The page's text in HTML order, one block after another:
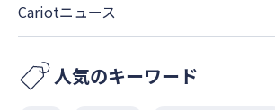
Cariotニュース
人気のキーワード